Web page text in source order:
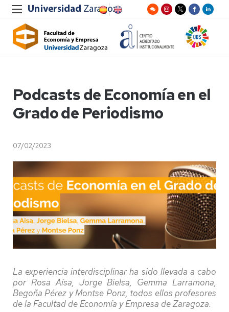
Podcasts de Economía en el
Grado de Periodismo
07/02/2023
La experiencia interdisciplinar ha sido llevada a cabo
por Rosa Aísa, Jorge Bielsa, Gemma Larramona,
Begoña Pérez y Montse Ponz, todos ellos profesores
de la Facultad de Economía y Empresa de Zaragoza.